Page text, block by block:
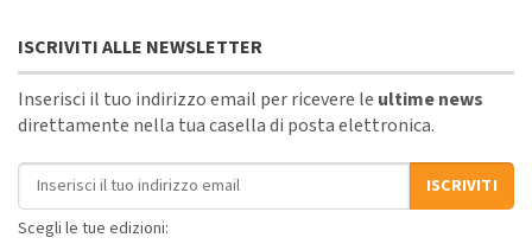
ISCRIVITI ALLE NEWSLETTER
Inserisci il tuo indirizzo email per ricevere le ultime news
direttamente nella tua casella di posta elettronica.
Indirizzo email
ISCRIVITI
Scegli le tue edizioni: